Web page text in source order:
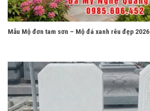
Mẫu Mộ đơn tam sơn – Mộ đá xanh rêu đẹp 2026